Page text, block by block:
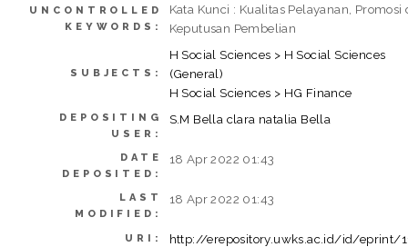
UNCONTROLLED
KEYWORDS:
Kata Kunci : Kualitas Pelayanan, Promosi
Keputusan Pembelian
SUBJECTS:
H Social Sciences > H Social Sciences
(General)
H Social Sciences > HG Finance
DEPOSITING
USER:
S.M Bella clara natalia Bella
DATE
DEPOSITED:
18 Apr 2022 01:43
LAST
MODIFIED:
18 Apr 2022 01:43
URI: http://erepository.uwks.ac.id/id/eprint/